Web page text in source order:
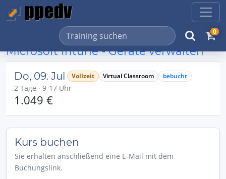
0
Microsoft Intune - Geräte verwalten
Do, 09. Jul Vollzeit Virtual Classroom bebucht
2 Tage · 9-17 Uhr
1.049 €
Kurs buchen
Sie erhalten anschließend eine E-Mail mit dem
Buchungslink.